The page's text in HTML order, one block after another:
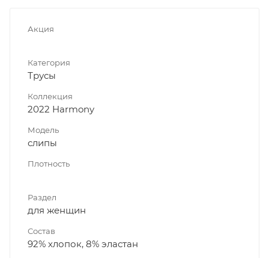
Акция
Категория
Трусы
Коллекция
2022 Harmony
Модель
слипы
Плотность
Раздел
для женщин
Состав
92% хлопок, 8% эластан